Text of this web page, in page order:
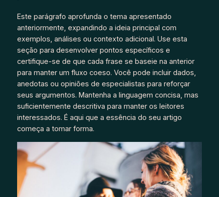
Este parágrafo aprofunda o tema apresentado
anteriormente, expandindo a ideia principal com
exemplos, análises ou contexto adicional. Use esta
seção para desenvolver pontos específicos e
certifique-se de que cada frase se baseie na anterior
para manter um fluxo coeso. Você pode incluir dados,
anedotas ou opiniões de especialistas para reforçar
seus argumentos. Mantenha a linguagem concisa, mas
suficientemente descritiva para manter os leitores
interessados. É aqui que a essência do seu artigo
começa a tomar forma.